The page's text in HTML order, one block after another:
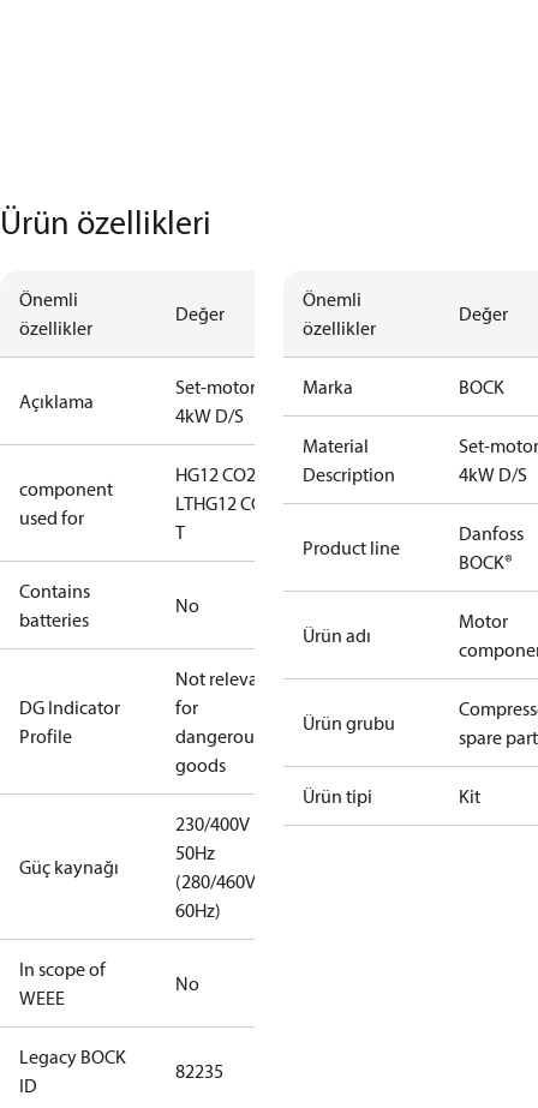
Ürün özellikleri
Önemli
özellikler
Değer
Açıklama
Set-motor
4kW D/S
component
used for
HG12 CO2
LTHG12 CO2
T
Contains
batteries
No
DG Indicator
Profile
Not relevant
for
dangerous
goods
Güç kaynağı
230/400V
50Hz
(280/460V
60Hz)
In scope of
WEEE
No
Legacy BOCK
ID
82235
Önemli
özellikler
Değer
Marka BOCK
Material
Description
Set-motor
4kW D/S
Product line
Danfoss
BOCK®
Ürün adı
Motor
Ürün grubu
spare
Ürün tipi Kit